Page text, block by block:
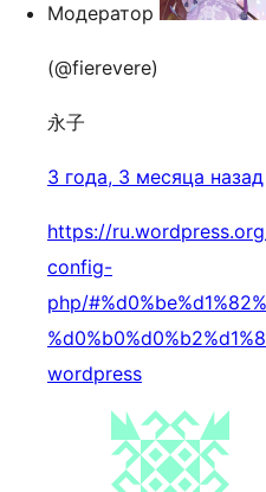
Модератор
(@fierevere)
永子
3 года, 3 месяца назад
https://
config-
php/
wordpress